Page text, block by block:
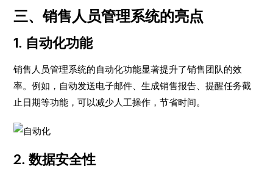
三、销售人员管理系统的亮点
1. 自动化功能
销售人员管理系统的自动化功能显著提升了销售团队的效
率。例如，自动发送电子邮件、生成销售报告、提醒任务截
止日期等功能，可以减少人工操作，节省时间。
2. 数据安全性